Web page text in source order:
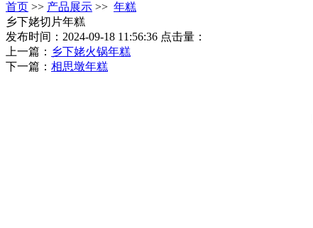
首页 >> 产品展示 >> 年糕
乡下姥切片年糕
发布时间：2024-09-18 11:56:36 点击量：
上一篇： 乡下姥火锅年糕
下一篇： 相思墩年糕